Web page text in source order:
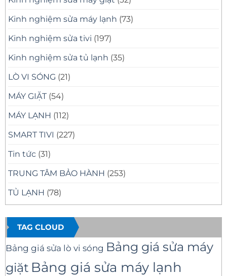
Kinh nghiệm sửa máy lạnh (73)
Kinh nghiệm sửa tivi (197)
Kinh nghiệm sửa tủ lạnh (35)
LÒ VI SÓNG (21)
MÁY GIẶT (54)
MÁY LẠNH (112)
SMART TIVI (227)
Tin tức (31)
TRUNG TÂM BẢO HÀNH (253)
TỦ LẠNH (78)
TAG CLOUD
Bảng giá sửa lò vi sóng Bảng giá sửa máy
giặt Bảng giá sửa máy lạnh